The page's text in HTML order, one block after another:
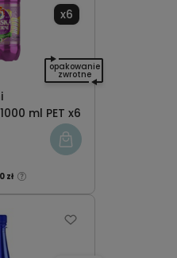
ml PET x6
x6
zł
opakowanie
zwrotne